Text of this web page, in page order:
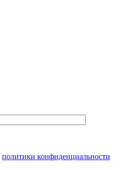
политики конфиденциальности